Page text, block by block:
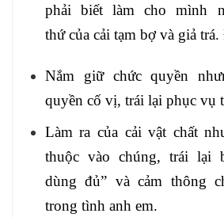
phải biết làm cho mình
thứ của cải tạm bợ và giả
Nắm giữ chức quyền
quyền cố vị, trái lại phục vụ
Làm ra của cải vật chất
thuộc vào chúng, trái lại
dùng đủ” và cảm thông
trong tình anh em.